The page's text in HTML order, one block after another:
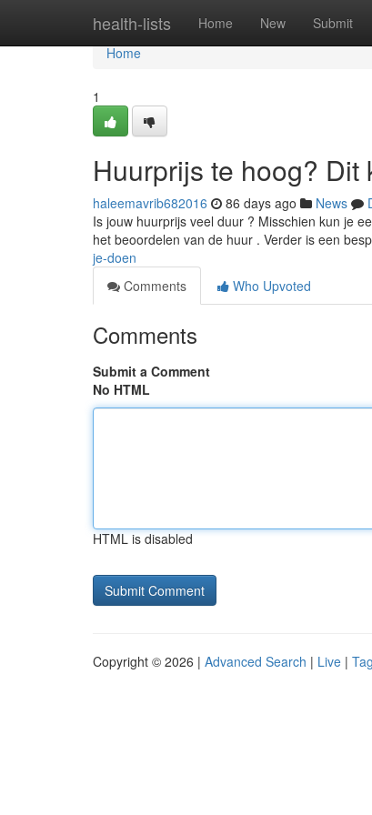
health-lists Home New Submit
Home
Home
1
Huurprijs te hoog? Dit
haleemavrib682016 86 days ago News
Is jouw huurprijs veel duur ? Misschien kun je
het beoordelen van de huur . Verder is een
je-doen
Comments
Who Upvoted
Comments
Submit a Comment
No HTML
HTML is disabled
Copyright © 2026 | Advanced Search | Live |